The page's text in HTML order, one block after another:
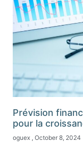
Prévision
pour la
oguex October 8, 2024